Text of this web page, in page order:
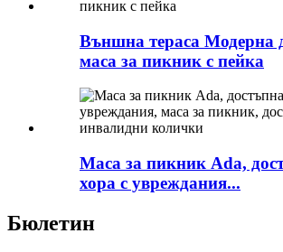
Външна тераса Модерна
маса за пикник с пейка
Маса за пикник Ada,
хора с увреждания...
Бюлетин